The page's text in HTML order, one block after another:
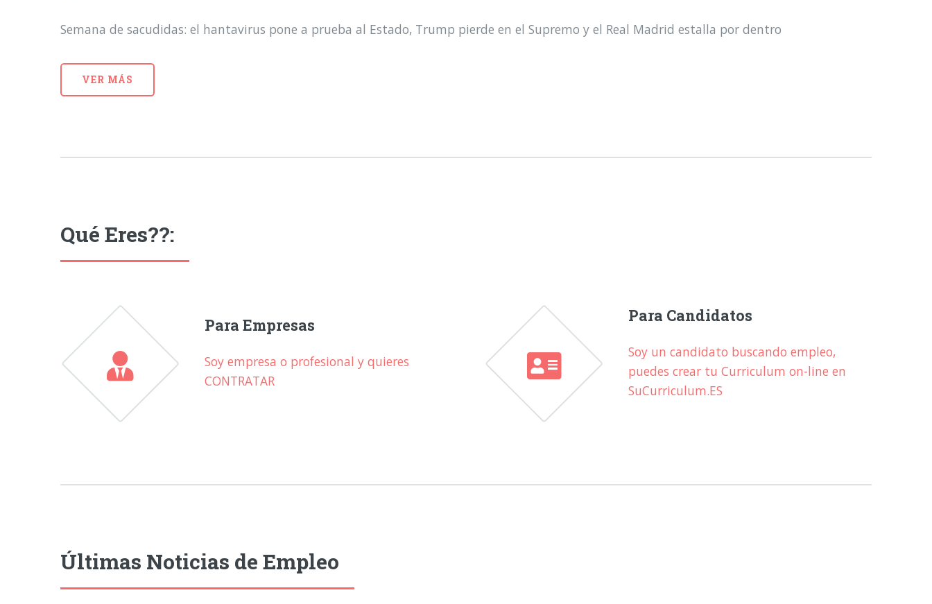
Semana de sacudidas: el hantavirus pone a prueba al Estado, Trump pierde en el Supremo y el Real Madrid estalla por dentro
VER MÁS
Qué Eres??:
Para Empresas
Soy empresa o profesional y quieres
CONTRATAR
Para Candidatos
Soy un candidato buscando empleo,
puedes crear tu Curriculum on-line en
SuCurriculum.ES
Últimas Noticias de Empleo